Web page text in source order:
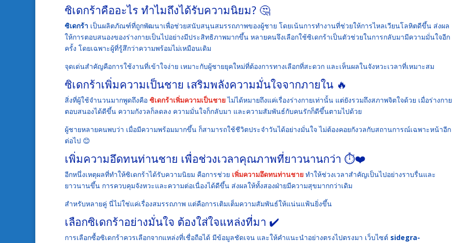
ซิเดกร้าคืออะไร ทำไมถึงได้รับความนิยม? 🤔
ซิเดกร้า เป็นผลิตภัณฑ์ที่ถูกพัฒนาเพื่อช่วยสนับสนุนสมรรถภาพของผู้ชาย โดยเน้นการทำงานที่ช่วยให้การไหลเวียนโลหิตดีขึ้น ส่งผล
ให้การตอบสนองของร่างกายเป็นไปอย่างมีประสิทธิภาพมากขึ้น หลายคนจึงเลือกใช้ซิเดกร้าเป็นตัวช่วยในการกลับมามีความมั่นใจอีก
ครั้ง โดยเฉพาะผู้ที่รู้สึกว่าความพร้อมไม่เหมือนเดิม
จุดเด่นสำคัญคือการใช้งานที่เข้าใจง่าย เหมาะกับผู้ชายยุคใหม่ที่ต้องการทางเลือกที่สะดวก และเห็นผลในจังหวะเวลาที่เหมาะสม
ซิเดกร้าเพิ่มความเป็นชาย เสริมพลังความมั่นใจจากภายใน 🔥
สิ่งที่ผู้ใช้จำนวนมากพูดถึงคือ ซิเดกร้าเพิ่มความเป็นชายไม่ได้หมายถึงแค่เรื่องร่างกายเท่านั้น แต่ยังรวมถึงสภาพจิตใจด้วย เมื่อร่างกาย
ตอบสนองได้ดีขึ้น ความกังวลก็ลดลง ความมั่นใจก็กลับมา และความสัมพันธ์กับคนรักก็ดีขึ้นตามไปด้วย
ผู้ชายหลายคนพบว่า เมื่อมีความพร้อมมากขึ้น ก็สามารถใช้ชีวิตประจำวันได้อย่างมั่นใจ ไม่ต้องคอยกังวลกับสถานการณ์เฉพาะหน้าอีก
ต่อไป 😊
เพิ่มความอึดทนท่านชาย เพื่อช่วงเวลาคุณภาพที่ยาวนานกว่า ⏱️❤️
อีกหนึ่งเหตุผลที่ทำให้ซิเดกร้าได้รับความนิยม คือการช่วย เพิ่มความอึดทนท่านชาย ทำให้ช่วงเวลาสำคัญเป็นไปอย่างราบรื่นและ
ยาวนานขึ้น การควบคุมจังหวะและความต่อเนื่องได้ดีขึ้น ส่งผลให้ทั้งสองฝ่ายมีความสุขมากกว่าเดิม
สำหรับหลายคู่ นี่ไม่ใช่แค่เรื่องสมรรถภาพ แต่คือการเติมเต็มความสัมพันธ์ให้แน่นแฟ้นยิ่งขึ้น
เลือกซิเดกร้าอย่างมั่นใจ ต้องใส่ใจแหล่งที่มา ✔️
การเลือกซื้อซิเดกร้าควรเลือกจากแหล่งที่เชื่อถือได้ มีข้อมูลชัดเจน และให้คำแนะนำอย่างตรงไปตรงมา เว็บไซต์ sidegra-